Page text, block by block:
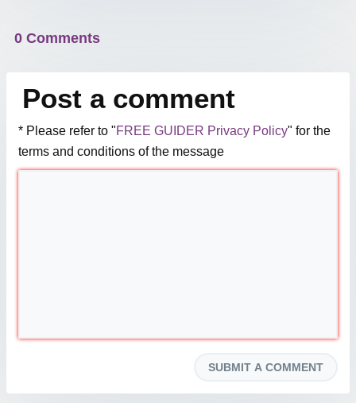
0 Comments
Post a comment
* Please refer to "FREE GUIDER Privacy Policy" for the
terms and conditions of the message